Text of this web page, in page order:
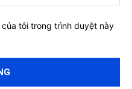
tôi trong trình duyệt này